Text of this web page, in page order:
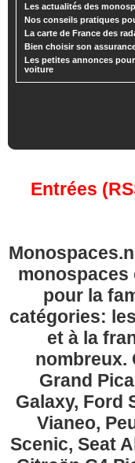
Les actualités des
Nos conseils pratiques
La carte de France des
Bien choisir son
Les petites annonces
voiture
Entrées
pour la
catégories:
et à la
nombreux.
Grand
Galaxy, Ford
Vianeo,
Scenic, Seat